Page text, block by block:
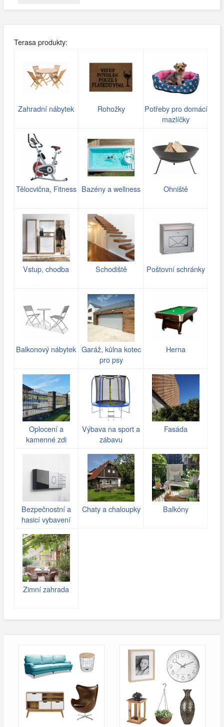
Terasa produkty:
Zahradní nábytek Rohožky
Potřeby pro domácí
mazlíčky
Tělocvična, Fitness Bazény a wellness Ohniště
Vstup, chodba Schodiště Poštovní schránky
Balkonový nábytek Garáž, kůlna kotec
pro psy
Herna
Oplocení a
kamenné zdi
Výbava na sport a
zábavu
Fasáda
Bezpečnostní a
hasicí vybavení
Chaty a chaloupky Balkóny
Zimní zahrada